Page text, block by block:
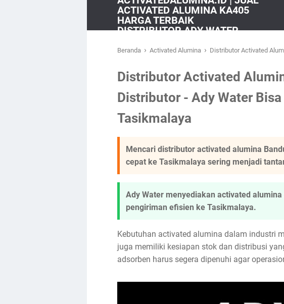
ACTIVATED ALUMINA KA405
HARGA TERBAIK
DISTRIBUTOR ADY WATER
Beranda › Activated Alumina › Distributor Activated
Distributor Activated
Distributor - Ady Water
Tasikmalaya
Mencari distributor activated alumina
cepat ke Tasikmalaya sering menjadi
Ady Water menyediakan activated
pengiriman efisien ke Tasikmalaya.
Kebutuhan activated alumina dalam industri
juga memiliki kesiapan stok dan distribusi
adsorben harus segera dipenuhi agar